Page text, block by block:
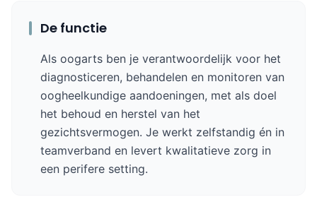
De functie
Als oogarts ben je verantwoordelijk voor het
diagnosticeren, behandelen en monitoren van
oogheelkundige aandoeningen, met als doel
het behoud en herstel van het
gezichtsvermogen. Je werkt zelfstandig én in
teamverband en levert kwalitatieve zorg in
een perifere setting.